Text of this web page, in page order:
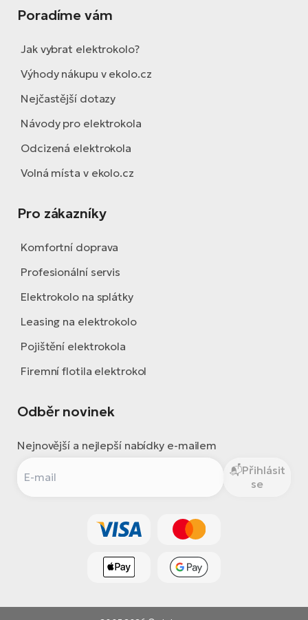
Poradíme vám
Jak vybrat elektrokolo?
Výhody nákupu v ekolo.cz
Nejčastější dotazy
Návody pro elektrokola
Odcizená elektrokola
Volná místa v ekolo.cz
Pro zákazníky
Komfortní doprava
Profesionální servis
Elektrokolo na splátky
Leasing na elektrokolo
Pojištění elektrokola
Firemní flotila elektrokol
Odběr novinek
Nejnovější a nejlepší nabídky e-mailem
Přihlásit
se